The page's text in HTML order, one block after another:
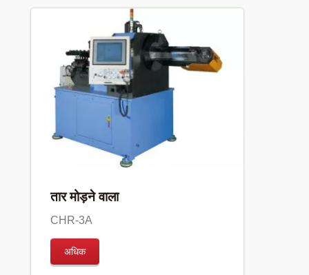
तार मोड़ने वाला
CHR-3A
अधिक